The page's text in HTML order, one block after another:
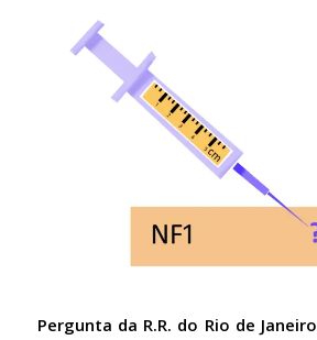
Pergunta da R.R. do Rio de Janeiro